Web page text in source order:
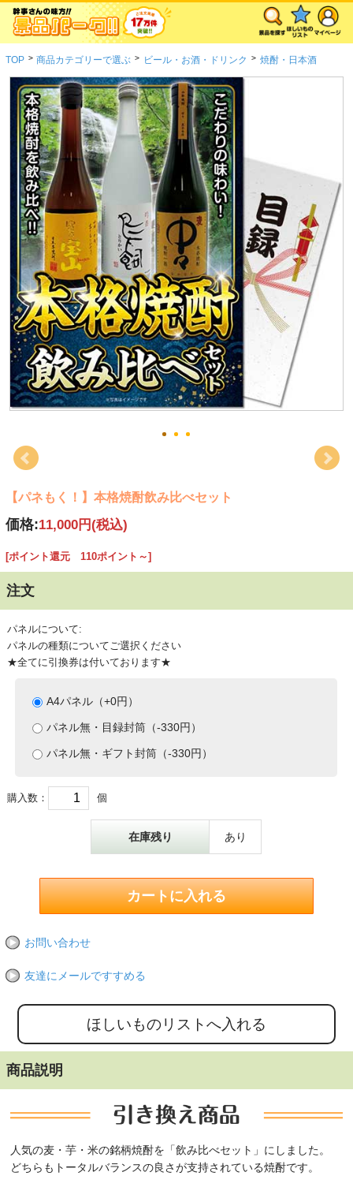
TOP > 商品カテゴリーで選ぶ > ビール・お酒・ドリンク > 焼酎・日本酒
【パネもく！】本格焼酎飲み比べセット
価格:11,000円(税込)
[ポイント還元 110ポイント～]
注文
パネルについて:
パネルの種類についてご選択ください
★全てに引換券は付いております★
A4パネル（+0円）
パネル無・目録封筒（-330円）
パネル無・ギフト封筒（-330円）
購入数： 個
在庫残り あり
お問い合わせ
友達にメールですすめる
商品説明
人気の麦・芋・米の銘柄焼酎を「飲み比べセット」にしました。
どちらもトータルバランスの良さが支持されている焼酎です。